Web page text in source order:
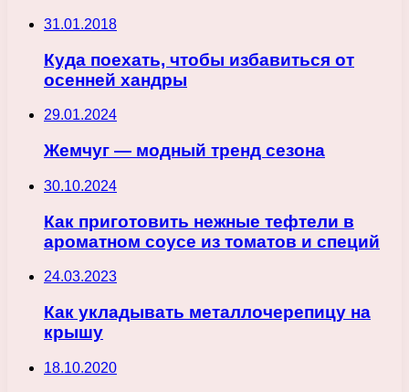
31.01.2018
Куда поехать, чтобы избавиться от
осенней хандры
29.01.2024
Жемчуг — модный тренд сезона
30.10.2024
Как приготовить нежные тефтели в
ароматном соусе из томатов и специй
24.03.2023
Как укладывать металлочерепицу на
крышу
18.10.2020